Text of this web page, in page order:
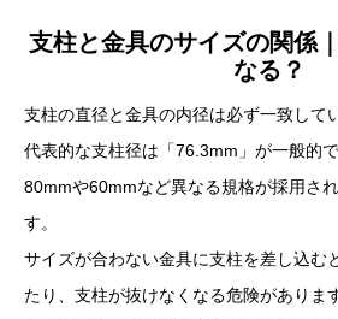
支柱と金具のサイズの関係
なる？
支柱の直径と金具の内径は必ず一致して
代表的な支柱径は「76.3mm」が一般的
80mmや60mmなど異なる規格が採用さ
す。
サイズが合わない金具に支柱を差し込む
たり、支柱が抜けなくなる危険があります